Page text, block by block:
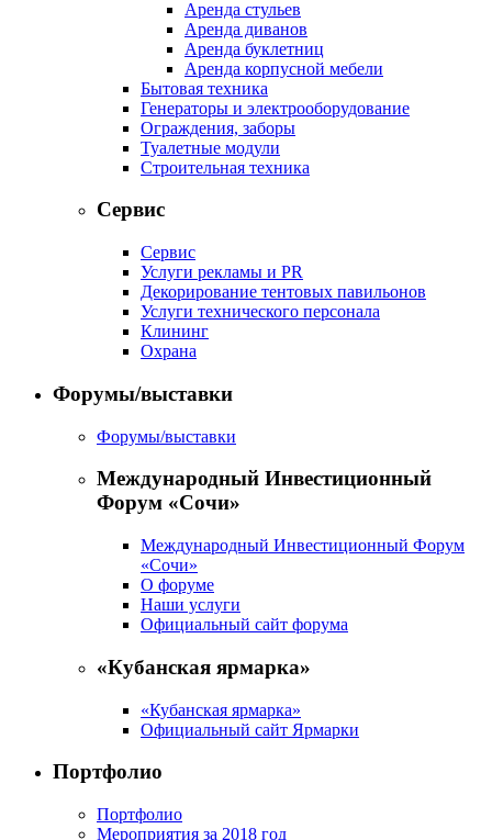
Аренда стульев
Аренда диванов
Аренда буклетниц
Аренда корпусной мебели
Бытовая техника
Генераторы и электрооборудование
Ограждения, заборы
Туалетные модули
Строительная техника
Сервис
Сервис
Услуги рекламы и PR
Декорирование тентовых павильонов
Услуги технического персонала
Клининг
Охрана
Форумы/выставки
Форумы/выставки
Международный Инвестиционный
Форум «Сочи»
Международный Инвестиционный Форум
«Сочи»
О форуме
Наши услуги
Официальный сайт форума
«Кубанская ярмарка»
«Кубанская ярмарка»
Официальный сайт Ярмарки
Портфолио
Портфолио
Мероприятия за 2018 год